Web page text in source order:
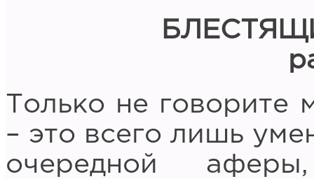
Только не говорите
– это всего лишь
очередной